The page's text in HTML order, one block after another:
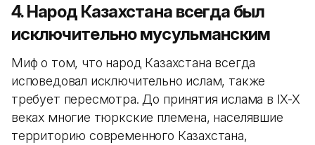
4. Народ Казахстана всегда был
исключительно мусульманским
Миф о том, что народ Казахстана всегда
исповедовал исключительно ислам, также
требует пересмотра. До принятия ислама в IX-X
веках многие тюркские племена, населявшие
территорию современного Казахстана,